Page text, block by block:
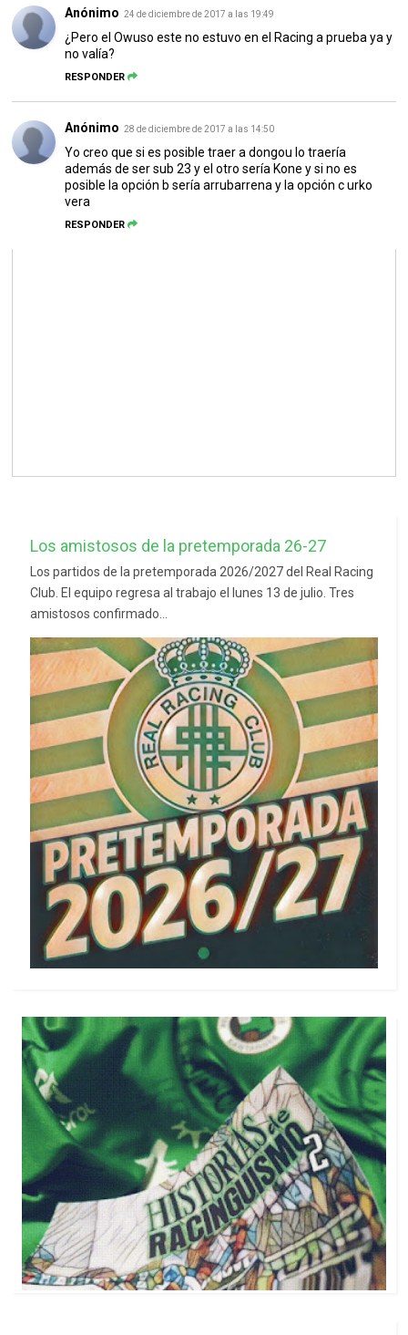
Anónimo 24 de diciembre de 2017 a las 19:49
¿Pero el Owuso este no estuvo en el Racing a prueba ya y
no valía?
RESPONDER
Anónimo 28 de diciembre de 2017 a las 14:50
Yo creo que si es posible traer a dongou lo traería
además de ser sub 23 y el otro sería Kone y si no es
posible la opción b sería arrubarrena y la opción c urko
vera
RESPONDER
Los amistosos de la pretemporada 26-27
Los partidos de la pretemporada 2026/2027 del Real Racing
Club. El equipo regresa al trabajo el lunes 13 de julio. Tres
amistosos confirmado...